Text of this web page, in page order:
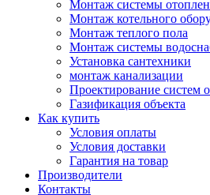
Монтаж системы
Монтаж котельного
Монтаж теплого пола
Монтаж системы
Установка сантехники
монтаж канализации
Проектирование систем
Газификация объекта
Как купить
Условия оплаты
Условия доставки
Гарантия на товар
Производители
Контакты